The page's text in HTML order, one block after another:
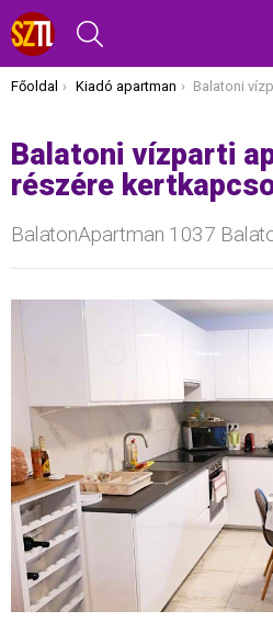
Itt vagy most:
Főoldal Kiadó apartman Balatoni vízparti apartman 6 fő
Balatoni vízparti
részére
BalatonApartman 1037